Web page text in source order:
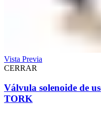
Vista Previa
CERRAR
Válvula solenoide de
TORK